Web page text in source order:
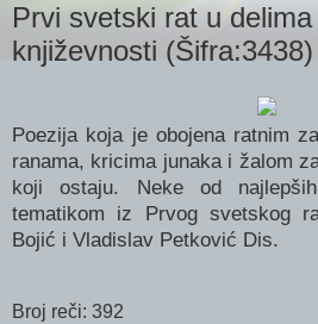
Prvi svetski rat u
književnosti (Šifra:3438)
Poezija koja je obojena ratnim
ranama, kricima junaka i žalom
koji ostaju. Neke od
tematikom iz Prvog svetskog
Bojić i Vladislav Petković Dis.
Broj reči: 392